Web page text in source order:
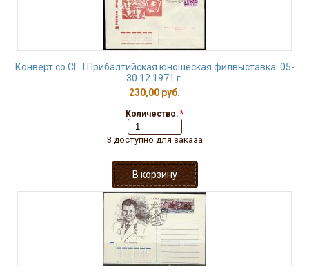
Конверт со СГ. I Прибалтийская юношеская филвыставка. 05-
30.12.1971 г.
230,00 руб.
Количество: *
3 доступно для заказа